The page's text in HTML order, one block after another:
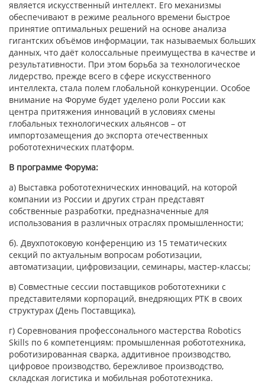
является искусственный интеллект. Его механизмы
обеспечивают в режиме реального времени быстрое
принятие оптимальных решений на основе анализа
гигантских объёмов информации, так называемых больших
данных, что даёт колоссальные преимущества в качестве и
результативности. При этом борьба за технологическое
лидерство, прежде всего в сфере искусственного
интеллекта, стала полем глобальной конкуренции. Особое
внимание на Форуме будет уделено роли России как
центра притяжения инноваций в условиях смены
глобальных технологических альянсов – от
импортозамещения до экспорта отечественных
робототехнических платформ.
В программе Форума:
а) Выставка робототехнических инноваций, на которой
компании из России и других стран представят
собственные разработки, предназначенные для
использования в различных отраслях промышленности;
б). Двухпотоковую конференцию из 15 тематических
секций по актуальным вопросам роботизации,
автоматизации, цифровизации, семинары, мастер-классы;
в) Совместные сессии поставщиков робототехники с
представителями корпораций, внедряющих РТК в своих
структурах (День Поставщика),
г) Соревнования профессонального мастерства Robotics
Skills по 6 компетенциям: промышленная робототехника,
роботизированная сварка, аддитивное производство,
цифровое производство, бережливое производство,
складская логистика и мобильная робототехника.